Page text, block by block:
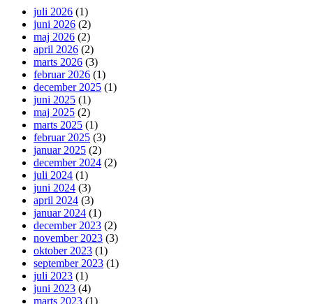
juli 2026 (1)
juni 2026 (2)
maj 2026 (2)
april 2026 (2)
marts 2026 (3)
februar 2026 (1)
december 2025 (1)
juni 2025 (1)
maj 2025 (2)
marts 2025 (1)
februar 2025 (3)
januar 2025 (2)
december 2024 (2)
juli 2024 (1)
juni 2024 (3)
april 2024 (3)
januar 2024 (1)
december 2023 (2)
november 2023 (3)
oktober 2023 (1)
september 2023 (1)
juli 2023 (1)
juni 2023 (4)
marts 2023 (1)